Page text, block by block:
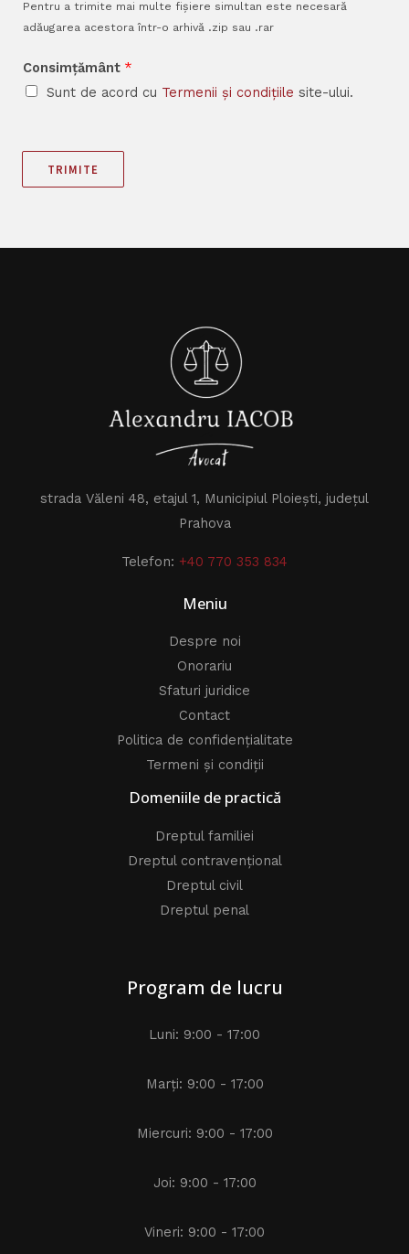
Pentru a trimite mai multe fișiere simultan este necesară
adăugarea acestora într-o arhivă .zip sau .rar
Consimțământ *
Sunt de acord cu Termenii și condițiile site-ului.
TRIMITE
strada Văleni 48, etajul 1, Municipiul Ploiești, județul
Prahova
Telefon: +40 770 353 834
Meniu
Despre noi
Onorariu
Sfaturi juridice
Contact
Politica de confidențialitate
Termeni și condiții
Domeniile de practică
Dreptul familiei
Dreptul contravențional
Dreptul civil
Dreptul penal
Program de lucru
Luni: 9:00 - 17:00
Marți: 9:00 - 17:00
Miercuri: 9:00 - 17:00
Joi: 9:00 - 17:00
Vineri: 9:00 - 17:00